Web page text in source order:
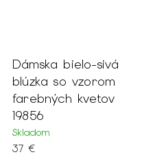
Dámska bielo-sivá
blúzka so vzorom
farebných kvetov
19856
Skladom
37 €